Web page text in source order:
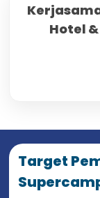
Hotel
Target